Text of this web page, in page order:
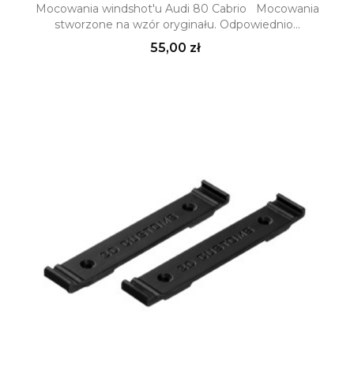
Mocowania windshot'u Audi 80 Cabrio Mocowania
stworzone na wzór oryginału. Odpowiednio...
Cena
55,00 zł